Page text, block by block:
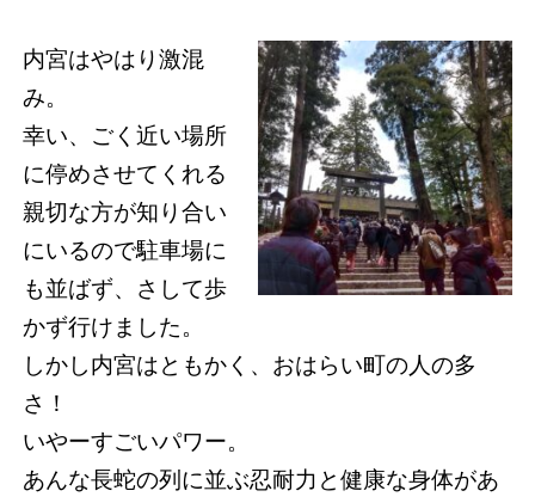
内宮はやはり激混
み。
幸い、ごく近い場所
に停めさせてくれる
親切な方が知り合い
にいるので駐車場に
も並ばず、さして歩
かず行けました。
しかし内宮はともかく、おはらい町の人の多
さ！
いやーすごいパワー。
あんな長蛇の列に並ぶ忍耐力と健康な身体があ